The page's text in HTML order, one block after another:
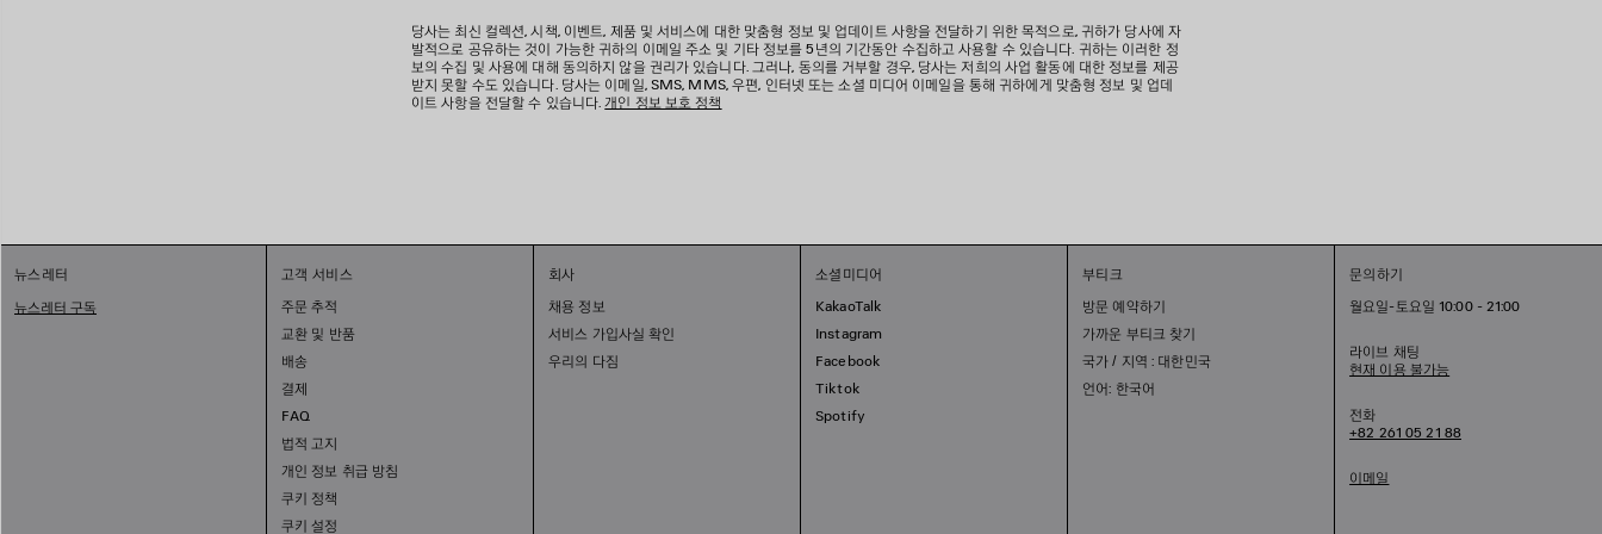
당사는 최신 컬렉션, 시책, 이벤트, 제품 및 서비스에 대한 맞춤형 정보 및 업데이트 사항을 전달하기 위한 목적으로, 귀하가 당사에 자
발적으로 공유하는 것이 가능한 귀하의 이메일 주소 및 기타 정보를 5년의 기간동안 수집하고 사용할 수 있습니다. 귀하는 이러한 정
보의 수집 및 사용에 대해 동의하지 않을 권리가 있습니다. 그러나, 동의를 거부할 경우, 당사는 저희의 사업 활동에 대한 정보를 제공
받지 못할 수도 있습니다. 당사는 이메일, SMS, MMS, 우편, 인터넷 또는 소셜 미디어 이메일을 통해 귀하에게 맞춤형 정보 및 업데
이트 사항을 전달할 수 있습니다.개인 정보 보호 정책
뉴스레터
뉴스레터 구독
고객 서비스
주문 추적
교환 및 반품
배송
결제
FAQ
법적 고지
개인 정보 취급 방침
쿠키 정책
쿠키 설정
회사
채용 정보
서비스 가입사실 확인
우리의 다짐
소셜미디어
KakaoTalk
Instagram
Facebook
Tiktok
Spotify
부티크
방문 예약하기
가까운 부티크 찾기
국가 / 지역 : 대한민국
언어: 한국어
문의하기
월요일-토요일 10:00 - 21:00
라이브 채팅
현재 이용 불가능
전화
+82 261 05 21 88
이메일